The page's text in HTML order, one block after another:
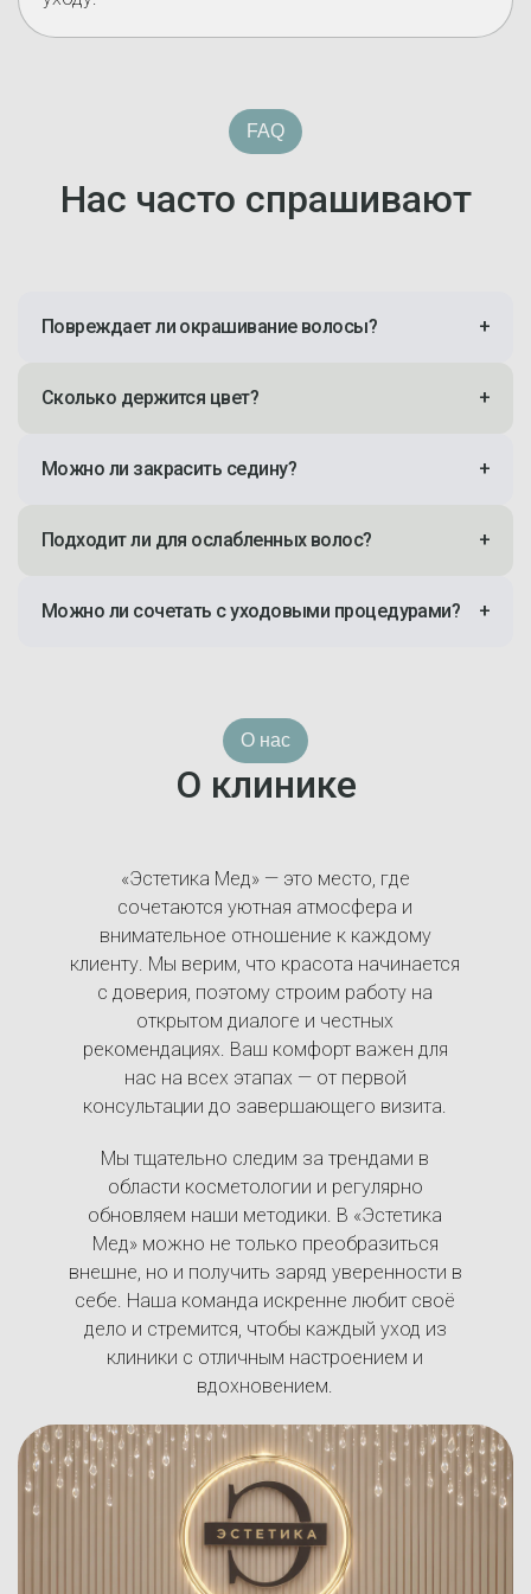
FAQ
Нас часто спрашивают
Повреждает ли окрашивание волосы? +
Сколько держится цвет? +
Можно ли закрасить седину? +
Подходит ли для ослабленных волос? +
Можно ли сочетать с уходовыми процедурами? +
О нас
О клинике
«Эстетика Мед» — это место, где
сочетаются уютная атмосфера и
внимательное отношение к каждому
клиенту. Мы верим, что красота начинается
с доверия, поэтому строим работу на
открытом диалоге и честных
рекомендациях. Ваш комфорт важен для
нас на всех этапах — от первой
консультации до завершающего визита.
Мы тщательно следим за трендами в
области косметологии и регулярно
обновляем наши методики. В «Эстетика
Мед» можно не только преобразиться
внешне, но и получить заряд уверенности в
себе. Наша команда искренне любит своё
дело и стремится, чтобы каждый уход из
клиники с отличным настроением и
вдохновением.